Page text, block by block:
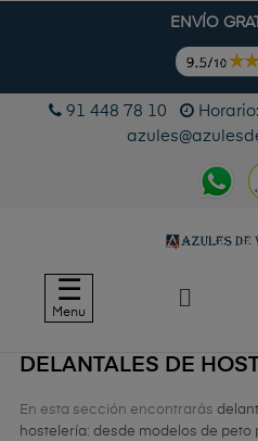
ENVÍO
91 448 78 10
Navegación
de
palanca
☰
Menu
DELANTALES DE
En esta sección encontrarás
hostelería: desde modelos de